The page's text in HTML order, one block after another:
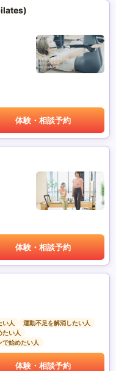
体験・相談予約
体験・相談予約
い人
運動不足を解消したい人
たい人
で始めたい人
体験・相談予約